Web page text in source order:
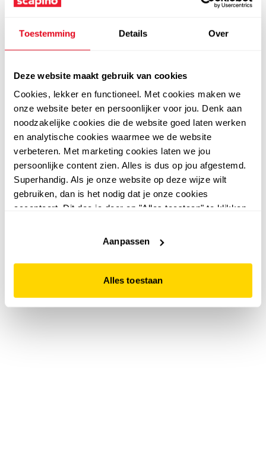
Toestemming Details Over
Deze website maakt gebruik van cookies
Cookies, lekker en functioneel. Met cookies maken we
onze website beter en persoonlijker voor jou. Denk aan
noodzakelijke cookies die de website goed laten werken
en analytische cookies waarmee we de website
verbeteren. Met marketing cookies laten we jou
persoonlijke content zien. Alles is dus op jou afgestemd.
Superhandig. Als je onze website op deze wijze wilt
gebruiken, dan is het nodig dat je onze cookies
accepteert. Dit doe je door op "Alles toestaan" te klikken.
website niet optimaal functioneert.
Aanpassen
Alles toestaan